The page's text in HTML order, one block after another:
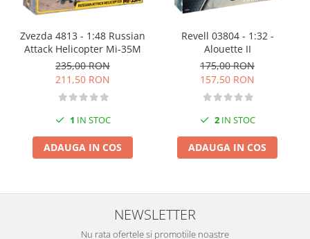
Zvezda 4813 - 1:48 Russian
Attack Helicopter Mi-35M
235,00 RON
211,50 RON
1 IN STOC
ADAUGA IN COS
Revell 03804 - 1:32 -
Alouette II
175,00 RON
157,50 RON
2IN STOC
ADAUGA IN COS
NEWSLETTER
Nu rata ofertele si promotiile noastre